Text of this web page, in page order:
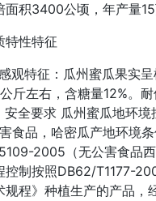
面积3400公顷，年产量15
性特征
特征：瓜州蜜瓜果实呈
斤左右，含糖量12%。
安全要求 瓜州蜜瓜地环
食品，哈密瓜产地环境
2005（无公害食品
控制按照DB62/T1177-
规程》种植生产的产品，